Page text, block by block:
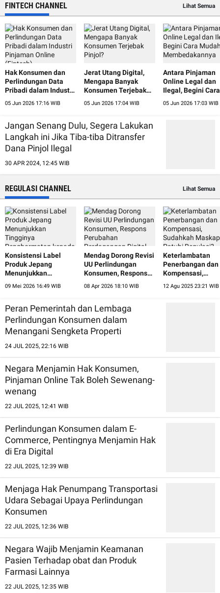
FINTECH CHANNEL Lihat Semua
Hak Konsumen dan
Perlindungan Data
Pribadi dalam Industri
05 Jun 2026 17:16 WIB
Jerat Utang Digital,
Mengapa Banyak
Konsumen Terjebak
05 Jun 2026 17:04 WIB
Antara Pinjaman
Online Legal dan
Ilegal, Begini Cara
05 Jun 2026 17:03 WIB
Jangan Senang Dulu, Segera Lakukan
Langkah ini Jika Tiba-tiba Ditransfer
Dana Pinjol Ilegal
30 APR 2024, 12:45 WIB
REGULASI CHANNEL Lihat Semua
Konsistensi Label
Produk Jepang
Menunjukkan
09 Mei 2026 16:49 WIB
Mendag Dorong Revisi
UU Perlindungan
Konsumen, Respons
Perdagangan Digital
08 Apr 2026 18:10 WIB
Keterlambatan
Penerbangan dan
Kompensasi,
Patuhi Regulasi?
12 Agu 2025 23:21 WIB
Peran Pemerintah dan Lembaga
Perlindungan Konsumen dalam
Menangani Sengketa Properti
24 JUL 2025, 22:16 WIB
Negara Menjamin Hak Konsumen,
Pinjaman Online Tak Boleh Sewenang-
wenang
22 JUL 2025, 12:41 WIB
Perlindungan Konsumen dalam E-
Commerce, Pentingnya Menjamin Hak
di Era Digital
22 JUL 2025, 12:39 WIB
Menjaga Hak Penumpang Transportasi
Udara Sebagai Upaya Perlindungan
Konsumen
22 JUL 2025, 12:36 WIB
Negara Wajib Menjamin Keamanan
Pasien Terhadap obat dan Produk
Farmasi Lainnya
22 JUL 2025, 12:35 WIB